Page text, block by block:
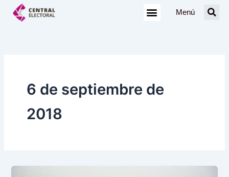
Menú
6 de septiembre de
2018